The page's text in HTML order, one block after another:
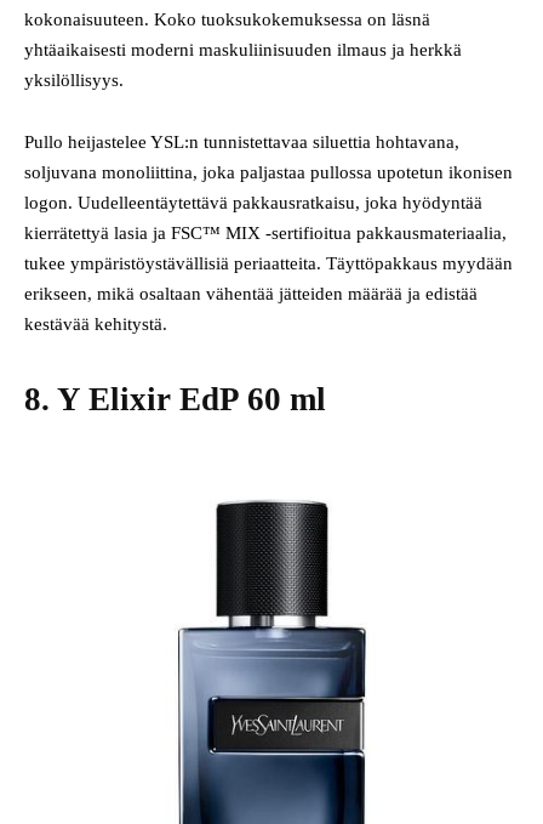
kokonaisuuteen. Koko tuoksukokemuksessa on läsnä
yhtäaikaisesti moderni maskuliinisuuden ilmaus ja herkkä
yksilöllisyys.
Pullo heijastelee YSL:n tunnistettavaa siluettia hohtavana,
soljuvana monoliittina, joka paljastaa pullossa upotetun ikonisen
logon. Uudelleentäytettävä pakkausratkaisu, joka hyödyntää
kierrätettyä lasia ja FSC™ MIX -sertifioitua pakkausmateriaalia,
tukee ympäristöystävällisiä periaatteita. Täyttöpakkaus myydään
erikseen, mikä osaltaan vähentää jätteiden määrää ja edistää
kestävää kehitystä.
8. Y Elixir EdP 60 ml